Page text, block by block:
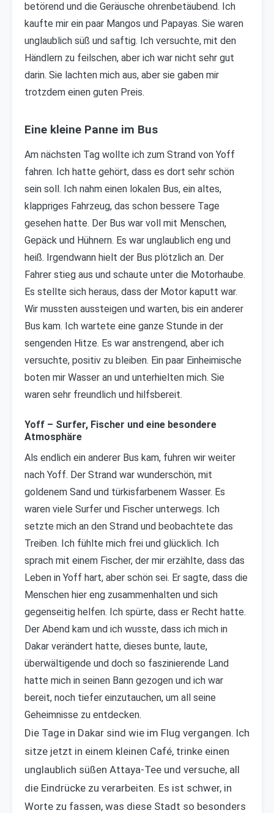
betörend und die Geräusche ohrenbetäubend. Ich
kaufte mir ein paar Mangos und Papayas. Sie waren
unglaublich süß und saftig. Ich versuchte, mit den
Händlern zu feilschen, aber ich war nicht sehr gut
darin. Sie lachten mich aus, aber sie gaben mir
trotzdem einen guten Preis.
Eine kleine Panne im Bus
Am nächsten Tag wollte ich zum Strand von Yoff
fahren. Ich hatte gehört, dass es dort sehr schön
sein soll. Ich nahm einen lokalen Bus, ein altes,
klappriges Fahrzeug, das schon bessere Tage
gesehen hatte. Der Bus war voll mit Menschen,
Gepäck und Hühnern. Es war unglaublich eng und
heiß. Irgendwann hielt der Bus plötzlich an. Der
Fahrer stieg aus und schaute unter die Motorhaube.
Es stellte sich heraus, dass der Motor kaputt war.
Wir mussten aussteigen und warten, bis ein anderer
Bus kam. Ich wartete eine ganze Stunde in der
sengenden Hitze. Es war anstrengend, aber ich
versuchte, positiv zu bleiben. Ein paar Einheimische
boten mir Wasser an und unterhielten mich. Sie
waren sehr freundlich und hilfsbereit.
Yoff – Surfer, Fischer und eine besondere
Atmosphäre
Als endlich ein anderer Bus kam, fuhren wir weiter
nach Yoff. Der Strand war wunderschön, mit
goldenem Sand und türkisfarbenem Wasser. Es
waren viele Surfer und Fischer unterwegs. Ich
setzte mich an den Strand und beobachtete das
Treiben. Ich fühlte mich frei und glücklich. Ich
sprach mit einem Fischer, der mir erzählte, dass das
Leben in Yoff hart, aber schön sei. Er sagte, dass die
Menschen hier eng zusammenhalten und sich
gegenseitig helfen. Ich spürte, dass er Recht hatte.
Der Abend kam und ich wusste, dass ich mich in
Dakar verändert hatte, dieses bunte, laute,
überwältigende und doch so faszinierende Land
hatte mich in seinen Bann gezogen und ich war
bereit, noch tiefer einzutauchen, um all seine
Geheimnisse zu entdecken.
Die Tage in Dakar sind wie im Flug vergangen. Ich
sitze jetzt in einem kleinen Café, trinke einen
unglaublich süßen Attaya-Tee und versuche, all
die Eindrücke zu verarbeiten. Es ist schwer, in
Worte zu fassen, was diese Stadt so besonders